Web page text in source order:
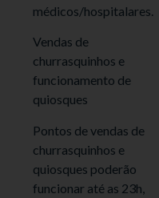
médicos/hospitalares.
Vendas de
churrasquinhos e
funcionamento de
quiosques
Pontos de vendas de
churrasquinhos e
quiosques poderão
funcionar até as 23h,